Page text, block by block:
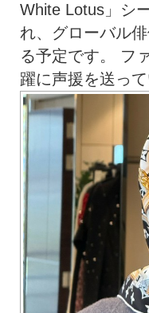
White Lotus」シ
れ、グローバル
る予定です。 フ
躍に声援を送って